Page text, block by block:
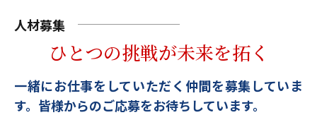
人材募集
ひとつの挑戦が未来を拓く
一緒にお仕事をしていただく仲間を募集していま
す。 皆様からのご応募をお待ちしています。